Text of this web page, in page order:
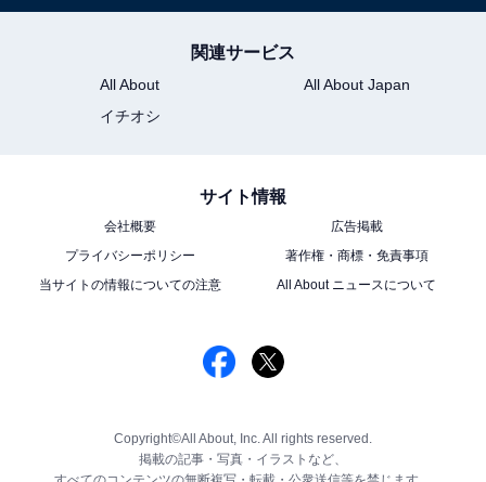
関連サービス
All About
All About Japan
イチオシ
サイト情報
会社概要
広告掲載
プライバシーポリシー
著作権・商標・免責事項
当サイトの情報についての注意
All About ニュースについて
Copyright©All About, Inc. All rights reserved.
掲載の記事・写真・イラストなど、